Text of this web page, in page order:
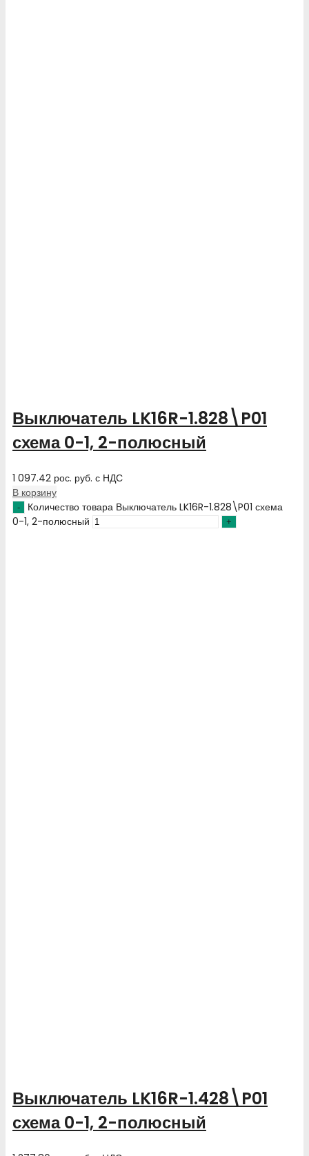
Выключатель LK16R-1.828\P01
схема 0-1, 2-полюсный
1 097.42 рос. руб. с НДС
В корзину
Количество товара Выключатель LK16R-1.828\P01 схема
0-1, 2-полюсный
Выключатель LK16R-1.428\P01
схема 0-1, 2-полюсный